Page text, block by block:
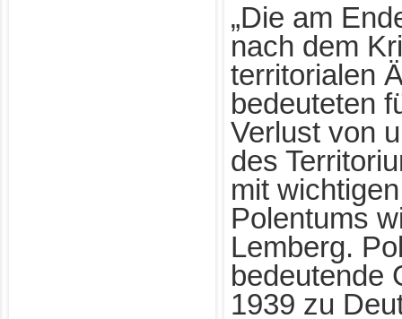
„Die am
nach dem
territorialen
bedeuteten
Verlust von
des
mit
Polentums
Lemberg.
bedeutende
1939 zu